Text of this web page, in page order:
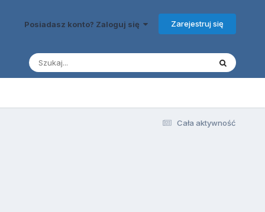
Posiadasz konto? Zaloguj się Zarejestruj się
Cała aktywność